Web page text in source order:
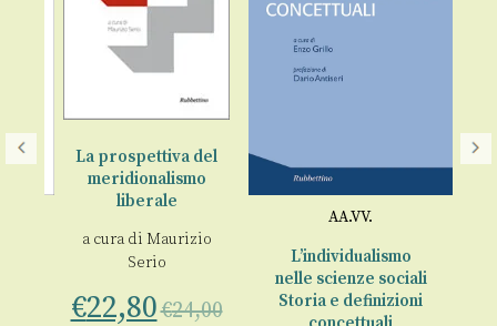
La prospettiva del
meridionalismo
liberale
a cura di Maurizio
Serio
€22,80€24,00
AA.VV.
L’individualismo
nelle scienze sociali
Storia e definizioni